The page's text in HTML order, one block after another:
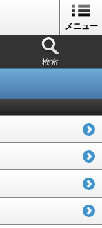
メニュー
検索